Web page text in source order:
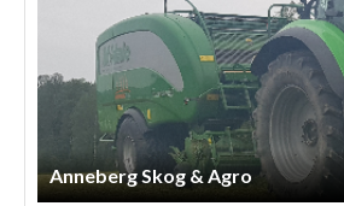
Anneberg Skog & Agro